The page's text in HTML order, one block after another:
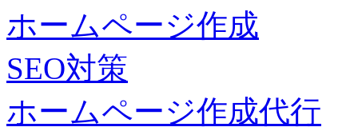
ホームページ作成
SEO対策
ホームページ作成代行